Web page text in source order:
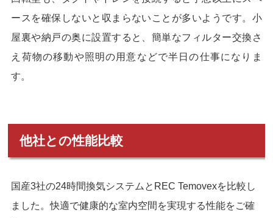
ースを確保しないと収まらないことが多いようです。小
屋裏や納戸の奥に設置すると、簡単なフィルター交換さ
え荷物の移動や照明の用意などで半日の仕事になりま
す。
他社との性能比較
国産3社の24時間換気システムとREC Temovexを比較し
ました。快適で健康的な室内空間を実現する性能をご確